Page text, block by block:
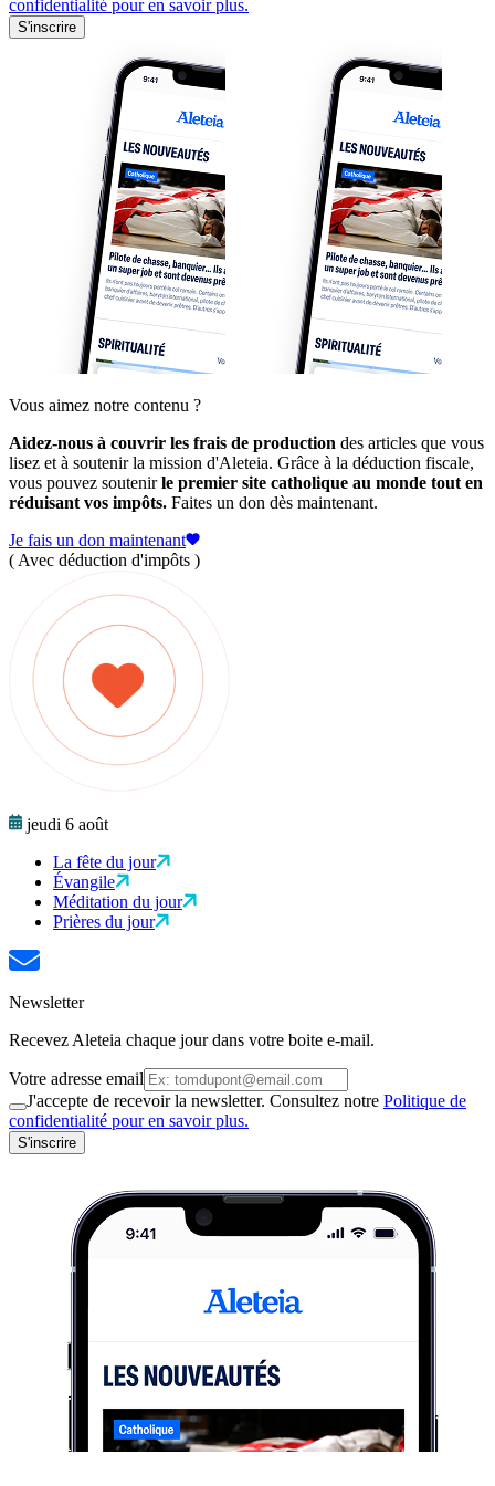
confidentialité pour en savoir plus.
S'inscrire
Vous aimez notre contenu ?
Aidez-nous à couvrir les frais de production des articles que vous
lisez et à soutenir la mission d'Aleteia. Grâce à la déduction fiscale,
vous pouvez soutenirle premier site catholique au monde tout en
réduisant vos impôts. Faites un don dès maintenant.
Je fais un don maintenant
( Avec déduction d'impôts )
jeudi 6 août
La fête du jour
Évangile
Méditation du jour
Prières du jour
Newsletter
Recevez Aleteia chaque jour dans votre boite e-mail.
Votre adresse email
J'accepte de recevoir la newsletter. Consultez notre Politique de
confidentialité pour en savoir plus.
S'inscrire